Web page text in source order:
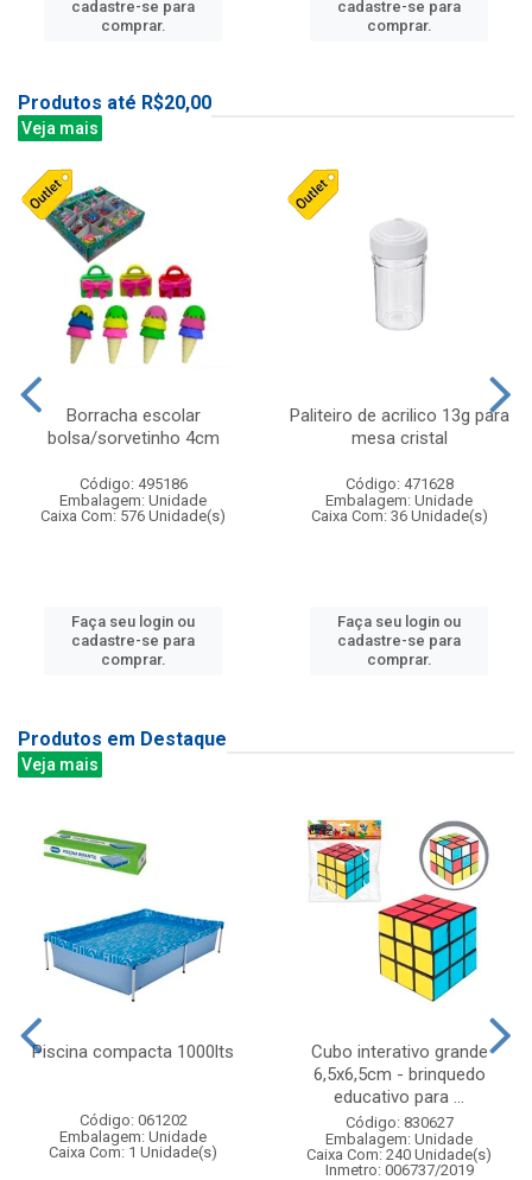
cadastre-se para
comprar.
cadastre-se para
comprar.
Produtos até R$20,00
Veja mais
Borracha escolar
bolsa/sorvetinho 4cm
Código: 495186
Embalagem: Unidade
Caixa Com: 576 Unidade(s)
Faça seu login ou
cadastre-se para
comprar.
Paliteiro de acrilico 13g para
mesa cristal
Código: 471628
Embalagem: Unidade
Caixa Com: 36 Unidade(s)
Faça seu login ou
cadastre-se para
comprar.
Produtos em Destaque
Veja mais
Piscina compacta 1000lts
Código: 061202
Embalagem: Unidade
Caixa Com: 1 Unidade(s)
Cubo interativo grande
6,5x6,5cm - brinquedo
educativo para ...
Código: 830627
Embalagem: Unidade
Caixa Com: 240 Unidade(s)
Inmetro: 006737/2019